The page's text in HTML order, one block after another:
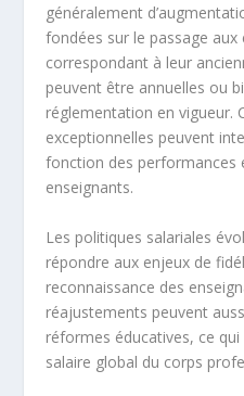
généralement
fondées sur le passage aux
correspondant à leur
peuvent être annuelles ou
réglementation en vigueur.
exceptionnelles peuvent
fonction des performances
enseignants.
Les politiques salariales
répondre aux enjeux de
reconnaissance des
réajustements peuvent
réformes éducatives, ce
salaire global du corps